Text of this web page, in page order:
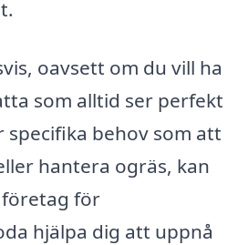
oavsett om du vill ha
som alltid ser perfekt
specifika behov som att
hantera ogräs, kan
för
hjälpa dig att uppnå